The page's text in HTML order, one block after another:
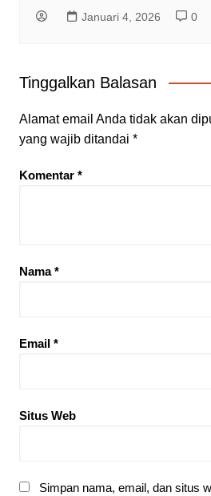
Januari 4, 2026 0
Tinggalkan Balasan
Alamat email Anda tidak akan
yang wajib ditandai *
Komentar *
Nama*
Email *
Situs Web
Simpan nama, email, dan situs